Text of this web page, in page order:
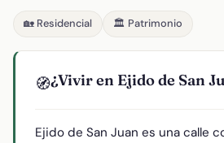
🏡 Residencial 🏛️ Patrimonio
🧭¿Vivir en Ejido de San
Ejido de San Juan es una calle